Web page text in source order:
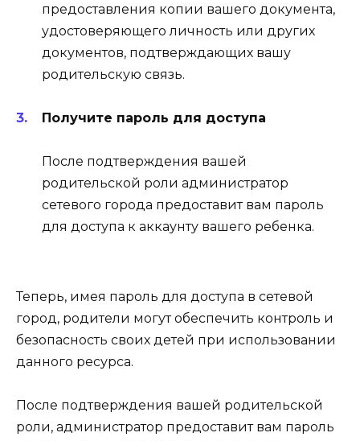
предоставления копии вашего документа,
удостоверяющего личность или других
документов, подтверждающих вашу
родительскую связь.
Получите пароль для доступа
После подтверждения вашей
родительской роли администратор
сетевого города предоставит вам пароль
для доступа к аккаунту вашего ребенка.
Теперь, имея пароль для доступа в сетевой
город, родители могут обеспечить контроль и
безопасность своих детей при использовании
данного ресурса.
После подтверждения вашей родительской
роли, администратор предоставит вам пароль